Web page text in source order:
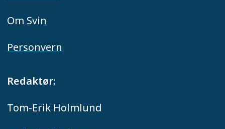
Om Svin
Personvern
Redaktør:
Tom-Erik Holmlund